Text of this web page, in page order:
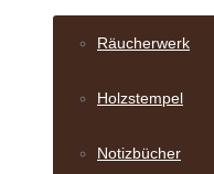
Räucherwerk
Holzstempel
Notizbücher